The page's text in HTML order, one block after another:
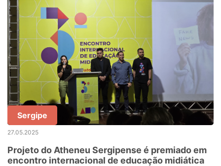
Sergipe
27.05.2025
Projeto do Atheneu Sergipense é premiado em
encontro internacional de educação midiática